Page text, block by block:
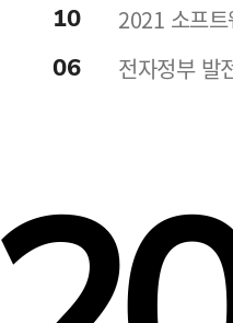
10 2021 소프
06 전자정부 발